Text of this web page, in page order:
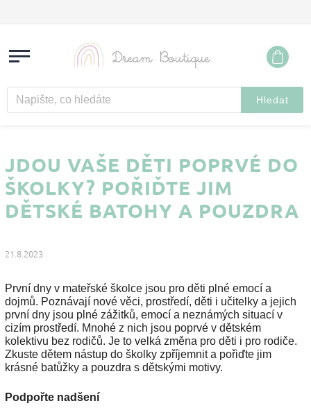
Hledat
JDOU VAŠE DĚTI POPRVÉ DO
ŠKOLKY? POŘIĎTE JIM
DĚTSKÉ BATOHY A POUZDRA
21.8.2023
První dny v mateřské školce jsou pro děti plné emocí a
dojmů. Poznávají nové věci, prostředí, děti i učitelky a jejich
první dny jsou plné zážitků, emocí a neznámých situací v
cizím prostředí. Mnohé z nich jsou poprvé v dětském
kolektivu bez rodičů. Je to velká změna pro děti i pro rodiče.
Zkuste dětem nástup do školky zpříjemnit a pořiďte jim
krásné batůžky a pouzdra s dětskými motivy.
Podpořte nadšení